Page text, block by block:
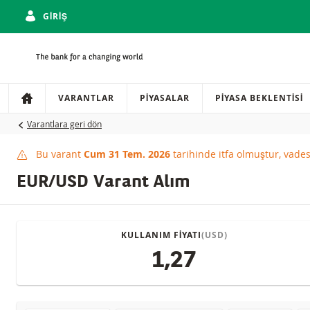
GIRIŞ
Gezinti
Sitede gezinti
VARANTLAR PIYASALAR PIYASA BEKLENTISI
Varantlara geri dön
This product has
Bu varant Cum 31 Tem. 2026 tarihinde itfa olmuştur,
EUR/USD Varant Alım
KULLANIM FIYATI(USD)
1,27